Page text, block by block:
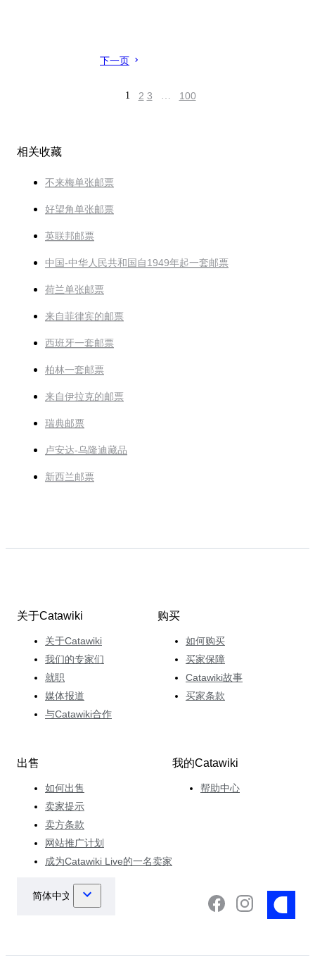
下一页
1 2 3 … 100
相关收藏
不来梅单张邮票
好望角单张邮票
英联邦邮票
中国-中华人民共和国自1949年起一套邮票
荷兰单张邮票
来自菲律宾的邮票
西班牙一套邮票
柏林一套邮票
来自伊拉克的邮票
瑞典邮票
卢安达-乌隆迪藏品
新西兰邮票
关于Catawiki
关于Catawiki
我们的专家们
就职
媒体报道
与Catawiki合作
购买
如何购买
买家保障
Catawiki故事
买家条款
出售
如何出售
卖家提示
卖方条款
网站推广计划
成为Catawiki Live的一名卖家
我的Catawiki
帮助中心